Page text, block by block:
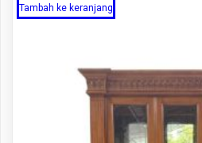
Tambah ke keranjang